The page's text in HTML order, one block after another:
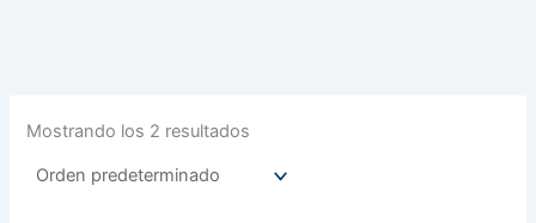
Mostrando los 2 resultados